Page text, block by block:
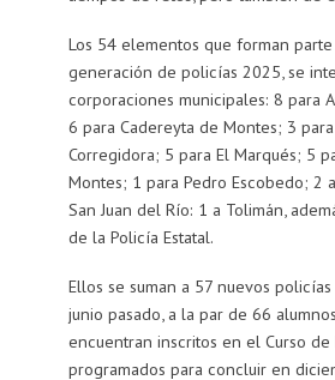
Los 54 elementos que forman
generación de policías 2025, se
corporaciones municipales: 8 para
6 para Cadereyta de Montes; 3
Corregidora; 5 para El Marqués; 5
Montes; 1 para Pedro Escobedo; 2
San Juan del Río: 1 a Tolimán,
de la Policía Estatal.
Ellos se suman a 57 nuevos
junio pasado, a la par de 66
encuentran inscritos en el Curso de
programados para concluir en